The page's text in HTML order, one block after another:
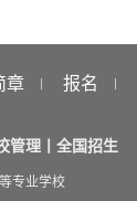
章 报名
管理丨全国招生
专业学校